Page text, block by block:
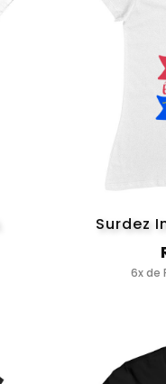
Surdez
6x de